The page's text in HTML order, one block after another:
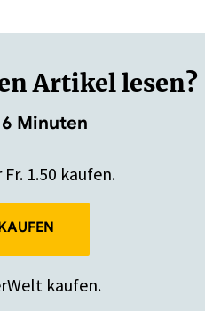
Artikel lesen?
Minuten
1.50 kaufen.
kaufen.